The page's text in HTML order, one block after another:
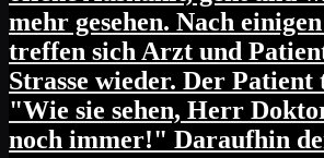
mehr gesehen. Nach
treffen sich Arzt und
Strasse wieder. Der
"Wie sie sehen, Herr
noch immer!" Daraufhin